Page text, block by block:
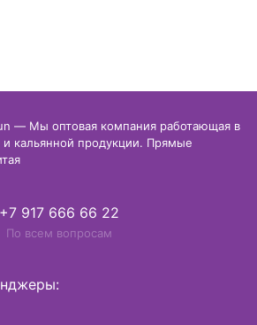
— Мы оптовая компания работающая в
кальянной продукции. Прямые
+7 917 666 66 22
По всем вопросам